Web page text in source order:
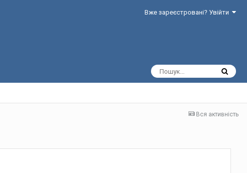
Вже зареєстровані? Увійти
Вся активність